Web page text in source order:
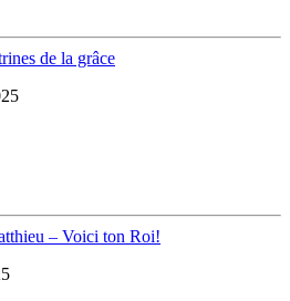
de la grâce
– Voici ton Roi!